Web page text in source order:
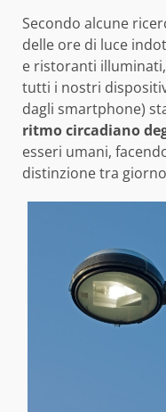
Secondo alcune
delle ore di luce
e ristoranti
tutti i nostri
dagli smartphone)
ritmo circadiano
esseri umani,
distinzione tra